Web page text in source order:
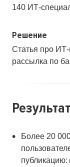
140 ИТ-
Решение
Статья про ИТ-
рассылка по
Результат
Более 20
публикацию: